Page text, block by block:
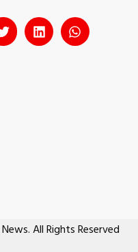
All Rights Reserved